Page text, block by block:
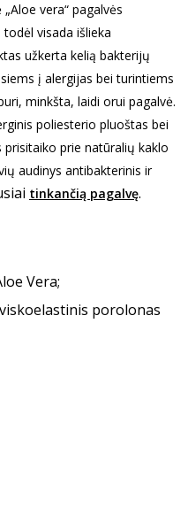
vera“ pagalvės
visada išlieka
užkerta kelią bakterijų
į alergijas bei turintiems
minkšta, laidi orui pagalvė.
poliesterio pluoštas bei
prie natūralių kaklo
audinys antibakterinis ir
tinkančią pagalvę.
Vera;
porolonas